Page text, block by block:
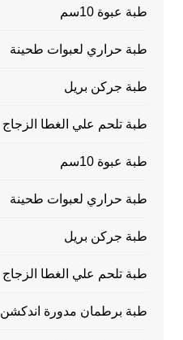
طبة عبوة 10سم
طبة حراري لعبوات طحينة
طبة جركن بريل
طبة تلحم علي الغطا الزجاج
طبة عبوة 10سم
طبة حراري لعبوات طحينة
طبة جركن بريل
طبة تلحم علي الغطا الزجاج
طبة برطمان مدورة اندكشن